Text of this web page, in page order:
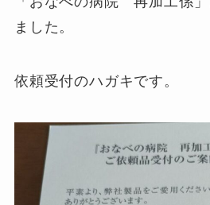
ました。
依頼受付のハガキです。